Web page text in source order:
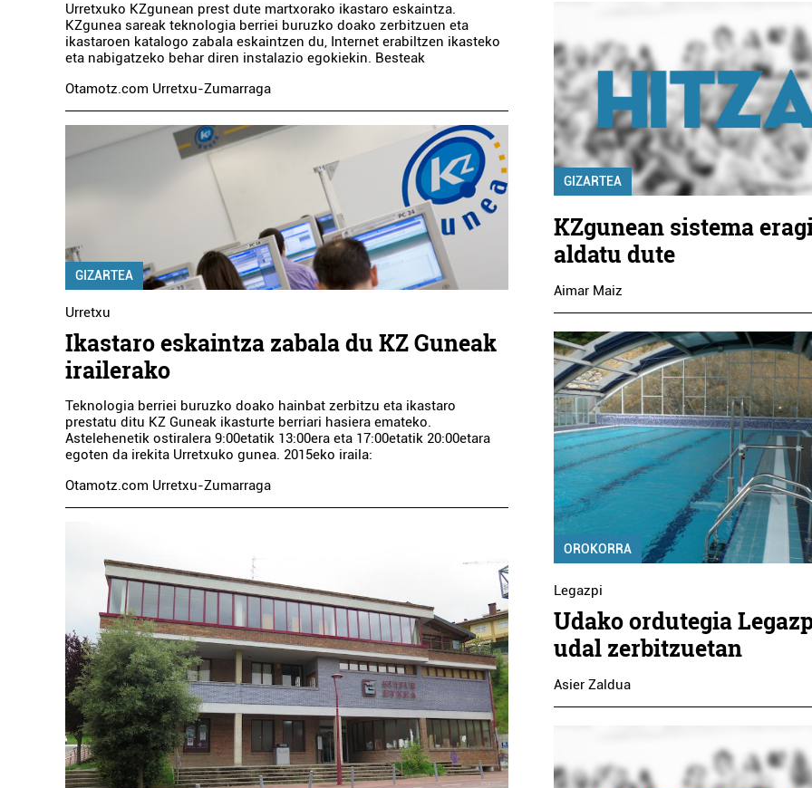
Urretxuko KZgunean prest dute martxorako ikastaro eskaintza.
KZgunea sareak teknologia berriei buruzko doako zerbitzuen eta
ikastaroen katalogo zabala eskaintzen du, Internet erabiltzen ikasteko
eta nabigatzeko behar diren instalazio egokiekin. Besteak
Otamotz.com Urretxu-Zumarraga
GIZARTEA
Urretxu
Ikastaro eskaintza zabala du KZ Guneak
irailerako
Teknologia berriei buruzko doako hainbat zerbitzu eta ikastaro
prestatu ditu KZ Guneak ikasturte berriari hasiera emateko.
Astelehenetik ostiralera 9:00etatik 13:00era eta 17:00etatik 20:00etara
egoten da irekita Urretxuko gunea. 2015eko iraila:
Otamotz.com Urretxu-Zumarraga
GIZARTEA
KZgunean sistema
aldatu dute
Aimar Maiz
OROKORRA
Legazpi
Udako ordutegia
udal zerbitzuetan
Asier Zaldua